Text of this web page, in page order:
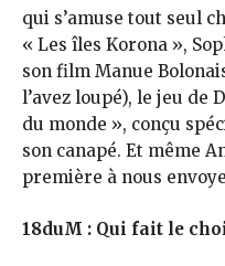
qui s’amuse tout seul
« Les îles Korona »,
son film Manue
l’avez loupé), le jeu de
du monde », conçu
son canapé. Et même
première à nous
18duM : Qui fait le